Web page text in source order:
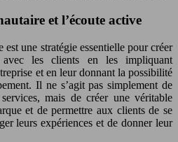
et l’écoute active
est une stratégie essentielle pour créer
les clients en les impliquant
et en leur donnant la possibilité
Il ne s’agit pas simplement de
mais de créer une véritable
et de permettre aux clients de se
leurs expériences et de donner leur